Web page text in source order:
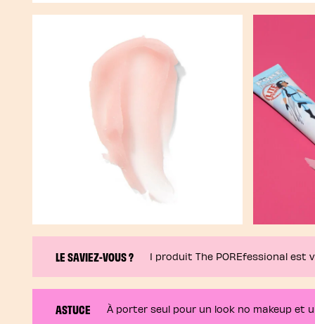
LE SAVIEZ-VOUS ? 1 produit The POREfessional est
ASTUCE À porter seul pour un look no makeup et